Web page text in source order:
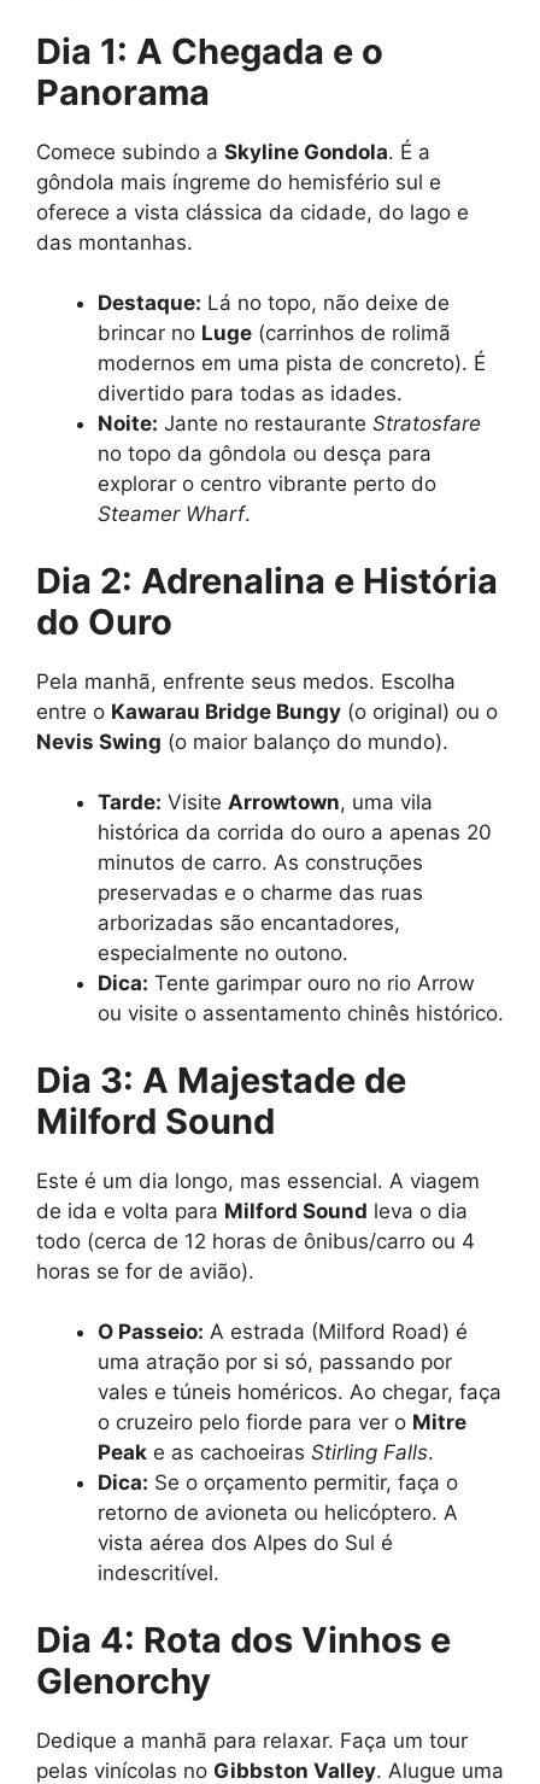
Dia 1: A Chegada e o
Panorama
Comece subindo a Skyline Gondola. É a
gôndola mais íngreme do hemisfério sul e
oferece a vista clássica da cidade, do lago e
das montanhas.
Destaque: Lá no topo, não deixe de
brincar no Luge (carrinhos de rolimã
modernos em uma pista de concreto). É
divertido para todas as idades.
Noite: Jante no restaurante Stratosfare
no topo da gôndola ou desça para
explorar o centro vibrante perto do
Steamer Wharf.
Dia 2: Adrenalina e História
do Ouro
Pela manhã, enfrente seus medos. Escolha
entre o Kawarau Bridge Bungy (o original) ou o
Nevis Swing (o maior balanço do mundo).
Tarde: Visite Arrowtown, uma vila
histórica da corrida do ouro a apenas 20
minutos de carro. As construções
preservadas e o charme das ruas
arborizadas são encantadores,
especialmente no outono.
Dica: Tente garimpar ouro no rio Arrow
ou visite o assentamento chinês histórico.
Dia 3: A Majestade de
Milford Sound
Este é um dia longo, mas essencial. A viagem
de ida e volta para Milford Sound leva o dia
todo (cerca de 12 horas de ônibus/carro ou 4
horas se for de avião).
O Passeio: A estrada (Milford Road) é
uma atração por si só, passando por
vales e túneis homéricos. Ao chegar, faça
o cruzeiro pelo fiorde para ver o Mitre
Peak e as cachoeiras Stirling Falls.
Dica: Se o orçamento permitir, faça o
retorno de avioneta ou helicóptero. A
vista aérea dos Alpes do Sul é
indescritível.
Dia 4: Rota dos Vinhos e
Glenorchy
Dedique a manhã para relaxar. Faça um tour
pelas vinícolas no Gibbston Valley. Alugue uma